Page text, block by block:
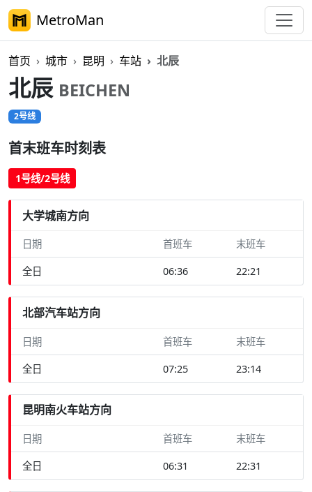
MetroMan
首页 城市 昆明 车站 北辰
北辰 BEICHEN
2号线
首末班车时刻表
1号线/2号线
大学城南方向
日期 首班车 末班车
全日 06:36 22:21
北部汽车站方向
日期 首班车 末班车
全日 07:25 23:14
昆明南火车站方向
日期 首班车 末班车
全日 06:31 22:31